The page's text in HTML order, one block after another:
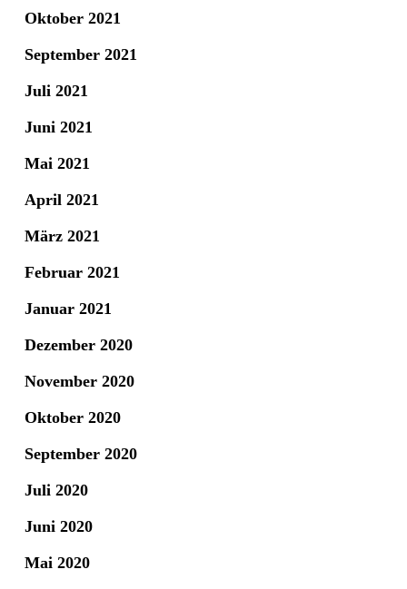
Oktober 2021
September 2021
Juli 2021
Juni 2021
Mai 2021
April 2021
März 2021
Februar 2021
Januar 2021
Dezember 2020
November 2020
Oktober 2020
September 2020
Juli 2020
Juni 2020
Mai 2020